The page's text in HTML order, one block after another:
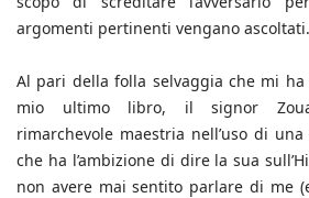
argomenti pertinenti vengano ascoltati.
Al pari della folla selvaggia che mi ha
mio ultimo libro, il signor
rimarchevole maestria nell’uso di
che ha l’ambizione di dire la sua
non avere mai sentito parlare di me